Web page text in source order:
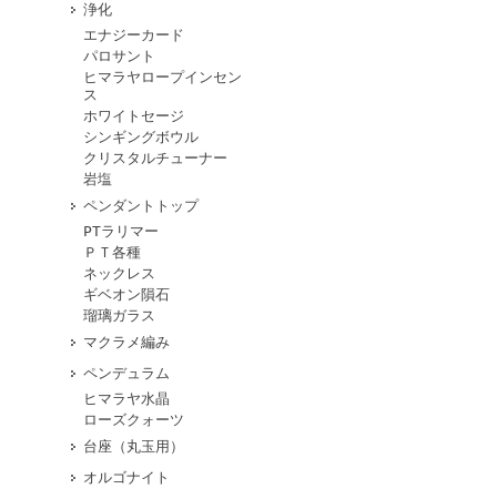
浄化
エナジーカード
パロサント
ヒマラヤロープインセン
ス
ホワイトセージ
シンギングボウル
クリスタルチューナー
岩塩
ペンダントトップ
PTラリマー
ＰＴ各種
ネックレス
ギベオン隕石
瑠璃ガラス
マクラメ編み
ペンデュラム
ヒマラヤ水晶
ローズクォーツ
台座（丸玉用）
オルゴナイト